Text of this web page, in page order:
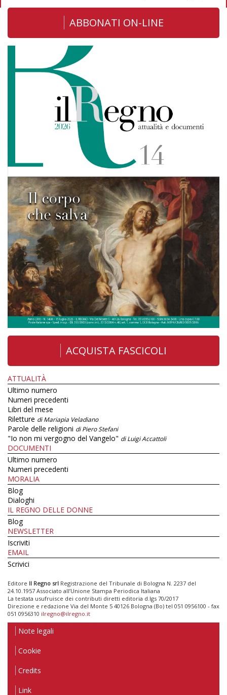
ABBONATI ON-LINE
ACQUISTA FASCICOLI
ATTUALITÀ
Ultimo numero
Numeri precedenti
Libri del mese
Riletture di Mariapia Veladiano
Parole delle religioni di Piero Stefani
"Io non mi vergogno del Vangelo" di Luigi Accattoli
DOCUMENTI
Ultimo numero
Numeri precedenti
MORALIA
Blog
Dialoghi
IL REGNO DELLE DONNE
Blog
NEWSLETTER
Iscriviti
EMAIL
Scrivici
Editore Il Regno srl Registrazione del Tribunale di Bologna N. 2237 del
24.10.1957 Associato all’Unione Stampa Periodica Italiana
La testata usufruisce dei contributi diretti editoria d.lgs 70/2017
Direzione e redazione Via del Monte 5 40126 Bologna (Bo) tel 051 0956100 - fax
051 0956310 ilregno@ilregno.it
Note legali
Cookie
Credits
Link